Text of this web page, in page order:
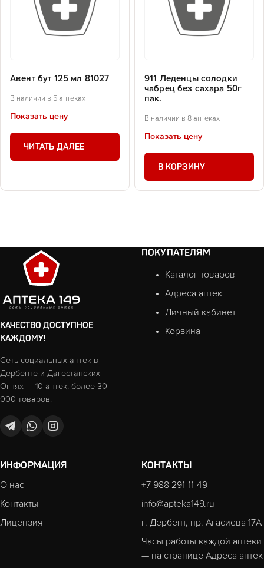
Авент бут 125 мл 81027
В наличии в 5 аптеках
Показать цену
ЧИТАТЬ ДАЛЕЕ
911 Леденцы солодки
чабрец без сахара 50г
пак.
В наличии в 8 аптеках
Показать цену
В КОРЗИНУ
КАЧЕСТВО ДОСТУПНОЕ
КАЖДОМУ!
Сеть социальных аптек в
Дербенте и Дагестанских
Огнях — 10 аптек, более 30
000 товаров.
ПОКУПАТЕЛЯМ
Каталог товаров
Адреса аптек
Личный кабинет
Корзина
ИНФОРМАЦИЯ
О нас
Контакты
Лицензия
КОНТАКТЫ
+7 988 291-11-49
info@apteka149.ru
г. Дербент, пр. Агасиева 17А
Часы работы каждой аптеки
— на странице Адреса аптек